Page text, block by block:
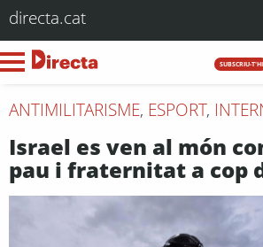
directa.cat
SUBSCRIU-T'HI
ANTIMILITARISME, ESPORT,
Israel es ven al món
pau i fraternitat a cop